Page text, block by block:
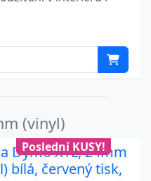
(vinyl)
Poslední KUSY!
Dymo XTL, 24mm
bílá, červený tisk,